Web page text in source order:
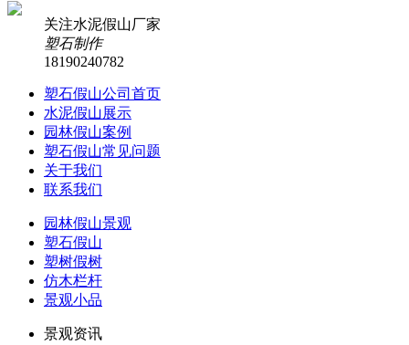
关注水泥假山厂家
塑石制作
18190240782
塑石假山公司首页
水泥假山展示
园林假山案例
塑石假山常见问题
关于我们
联系我们
园林假山景观
塑石假山
塑树假树
仿木栏杆
景观小品
景观资讯